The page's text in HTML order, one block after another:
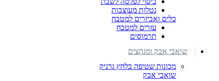
נטלות מעוצבות
כלים ואביזרים למטבח
עזרים למטבח
תרמוסים
שואבי אבק ומגהצים
מכונות שטיפה בלחץ גרניק
שואבי אבק